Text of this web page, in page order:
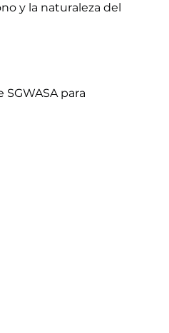
y la naturaleza del
para